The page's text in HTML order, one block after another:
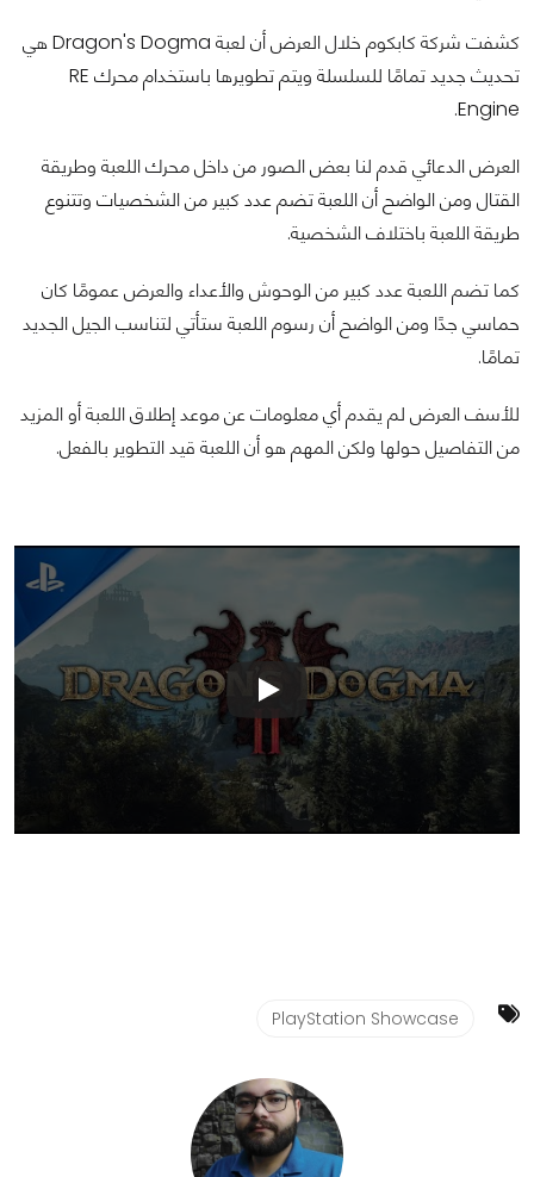
كشفت شركة كابكوم خلال العرض أن لعبة Dragon's Dogma هي
تحديث جديد تمامًا للسلسلة ويتم تطويرها باستخدام محرك RE
Engine.
العرض الدعائي قدم لنا بعض الصور من داخل محرك اللعبة وطريقة
القتال ومن الواضح أن اللعبة تضم عدد كبير من الشخصيات وتتنوع
طريقة اللعبة باختلاف الشخصية.
كما تضم اللعبة عدد كبير من الوحوش والأعداء والعرض عمومًا كان
حماسي جدًا ومن الواضح أن رسوم اللعبة ستأتي لتناسب الجيل الجديد
تمامًا.
للأسف العرض لم يقدم أي معلومات عن موعد إطلاق اللعبة أو المزيد
من التفاصيل حولها ولكن المهم هو أن اللعبة قيد التطوير بالفعل.
PlayStation Showcase